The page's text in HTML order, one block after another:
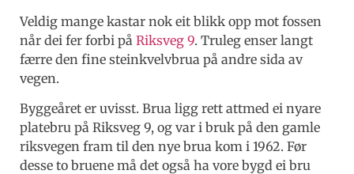
Veldig mange kastar nok eit blikk opp mot fossen
når dei fer forbi på Riksveg 9. Truleg enser langt
færre den fine steinkvelvbrua på andre sida av
vegen.
Byggeåret er uvisst. Brua ligg rett attmed ei nyare
platebru på Riksveg 9, og var i bruk på den gamle
riksvegen fram til den nye brua kom i 1962. Før
desse to bruene må det også ha vore bygd ei bru